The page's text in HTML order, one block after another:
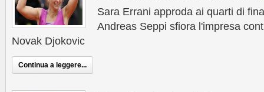
Sara Errani approda ai quarti di
Andreas Seppi sfiora l'impresa
Novak Djokovic
Continua a leggere...